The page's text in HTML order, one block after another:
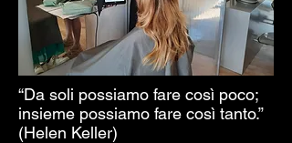
“Da soli possiamo fare così poco;
insieme possiamo fare così tanto.”
(Helen Keller)